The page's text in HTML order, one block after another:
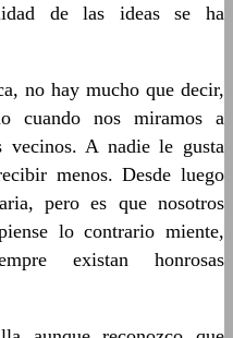
de las ideas se ha
no hay mucho que decir,
cuando nos miramos a
vecinos. A nadie le gusta
menos. Desde luego
pero es que nosotros
lo contrario miente,
existan honrosas